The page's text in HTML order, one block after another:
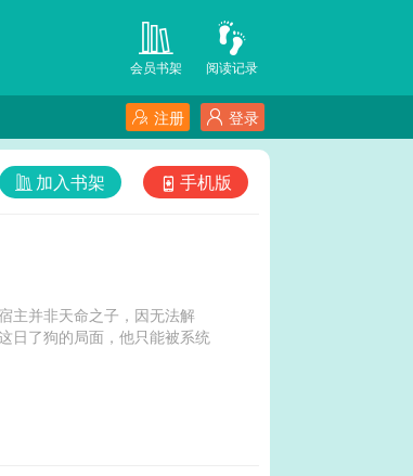
阅读记录
会员书架
登录
注册
手机版
加入书架
主并非天命之子，因无法解
日了狗的局面，他只能被系统